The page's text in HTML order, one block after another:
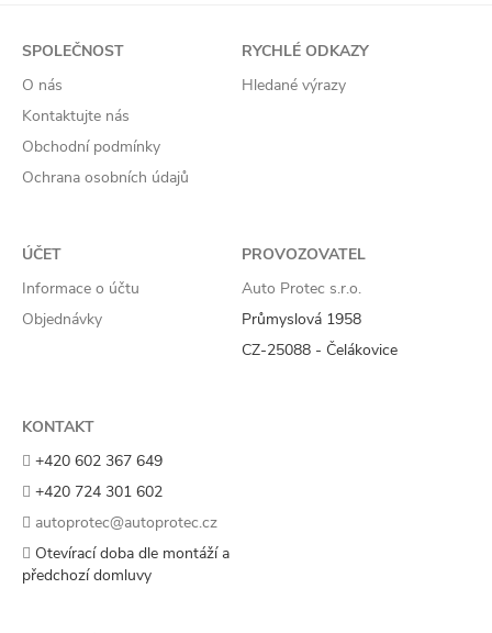
SPOLEČNOST
O nás
Kontaktujte nás
Obchodní podmínky
Ochrana osobních údajů
RYCHLÉ ODKAZY
Hledané výrazy
ÚČET
Informace o účtu
Objednávky
PROVOZOVATEL
Auto Protec s.r.o.
Průmyslová 1958
CZ-25088 - Čelákovice
KONTAKT
+420 602 367 649
+420 724 301 602
autoprotec@autoprotec.cz
Otevírací doba dle montáží a
předchozí domluvy